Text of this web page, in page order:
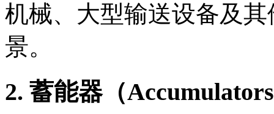
机械、大型输送设备及
景。
2. 蓄能器（